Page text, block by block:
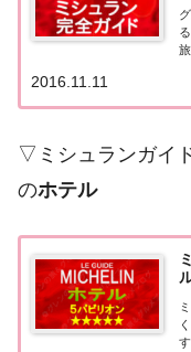
2016.11.11
▽ミシュランガイ
のホテル